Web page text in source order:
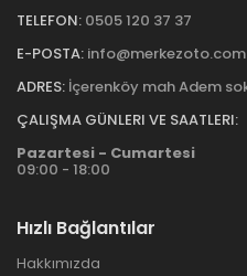
TELEFON: 0505 120 37 37
E-POSTA:
ADRES: İçerenköy mah Adem
ÇALIŞMA GÜNLERI VE SAATLERI:
Pazartesi - Cumartesi
09:00 - 18:00
Hızlı Bağlantılar
Hakkımızda